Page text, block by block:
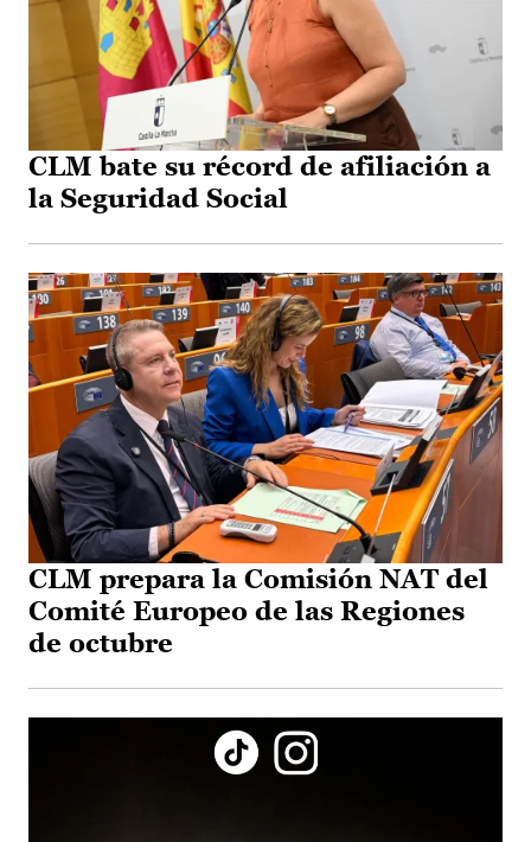
CLM bate su récord de afiliación a
la Seguridad Social
CLM prepara la Comisión NAT del
Comité Europeo de las Regiones
de octubre